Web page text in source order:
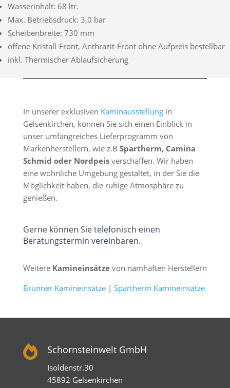
Wasserinhalt: 68 ltr.
Max. Betriebsdruck: 3,0 bar
Scheibenbreite: 730 mm
offene Kristall-Front, Anthrazit-Front ohne Aufpreis bestellbar
inkl. Thermischer Ablaufsicherung
In unserer exklusiven Kaminausstellungin
Gelsenkirchen, können Sie sich einen Einblick in
unser umfangreiches Lieferprogramm von
Markenherstellern, wie z.B Spartherm, Camina
Schmid oder Nordpeisverschaffen. Wir haben
eine wohnliche Umgebung gestaltet, in der Sie die
Möglichkeit haben, die ruhige Atmosphäre zu
genießen.
Gerne können Sie telefonisch einen
Beratungstermin vereinbaren.
Weitere Kamineinsätzevon namhaften Herstellern
Brunner Kamineinsätze| Spartherm Kamineinsätze
 Schornsteinwelt GmbH
Isoldenstr.30
45892 Gelsenkirchen